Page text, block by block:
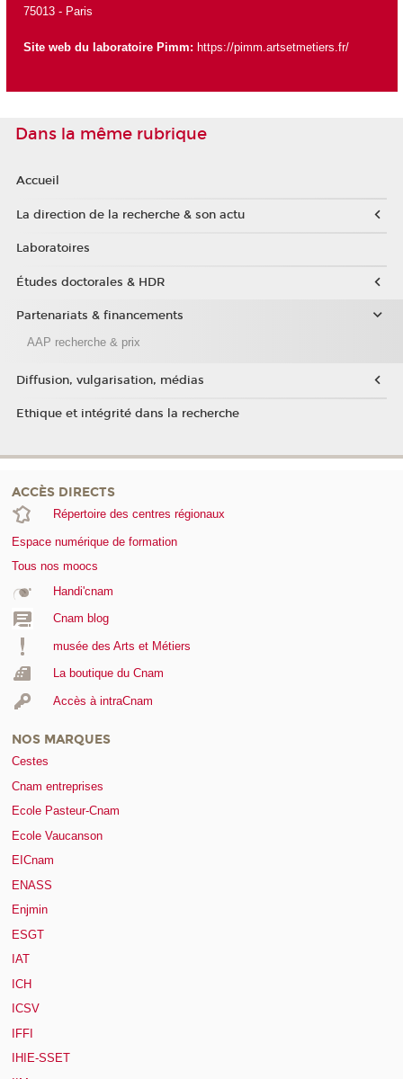
75013 - Paris
Site web du laboratoire Pimm: https://pimm.artsetmetiers.fr/
Dans la même rubrique
Accueil
La direction de la recherche & son actu
Laboratoires
Études doctorales & HDR
Partenariats & financements
AAP recherche & prix
Diffusion, vulgarisation, médias
Ethique et intégrité dans la recherche
ACCÈS DIRECTS
Répertoire des centres régionaux
Espace numérique de formation
Tous nos moocs
Handi'cnam
Cnam blog
musée des Arts et Métiers
La boutique du Cnam
Accès à intraCnam
NOS MARQUES
Cestes
Cnam entreprises
Ecole Pasteur-Cnam
Ecole Vaucanson
EICnam
ENASS
Enjmin
ESGT
IAT
ICH
ICSV
IFFI
IHIE-SSET